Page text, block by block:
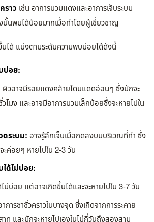
ราว เช่น อาการบวมแดงและอาการเจ็บระบม
นั้นพบได้น้อยมากเมื่อทำโดยผู้เชี่ยวชาญ
นได้ แบ่งตามระดับความพบบ่อยได้ดังนี้
บ่อย:
ผิวอาจมีรอยแดงคล้ายโดนแดดอ่อนๆ ซึ่งมักจะ
โมง และอาจมีอาการบวมเล็กน้อยซึ่งจะหายไปใน
ดระบม: อาจรู้สึกเจ็บเมื่อกดลงบนบริเวณที่ทำ ซึ่ง
ะค่อยๆ หายไปใน 2-3 วัน
ด้ไม่บ่อย:
ม่บ่อย แต่อาจเกิดขึ้นได้และจะหายไปใน 3-7 วัน
การชาชั่วคราวในบางจุด ซึ่งเกิดจากการระคาย
าท และมักจะหายไปเองในไม่กี่วันถึงสองสาม